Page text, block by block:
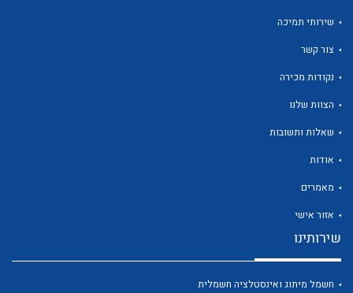
לכל מוצרי היצרן
שירותי תמיכה
צור קשר
נקודות מכירה
הצוות שלנו
שאלות ותשובות
אודות
מאמרים
אזור אישי
שירותינו
חשמל מיתוג ואינסטלציה חשמלית